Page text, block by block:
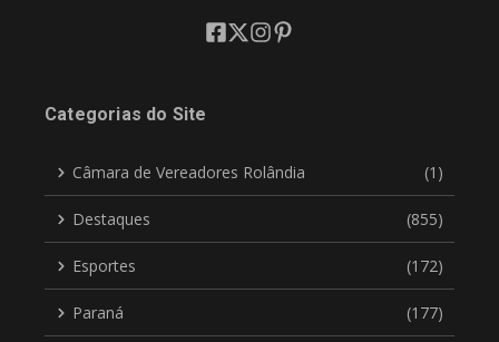
Categorias do Site
Câmara de Vereadores Rolândia (1)
Destaques (855)
Esportes (172)
Paraná (177)